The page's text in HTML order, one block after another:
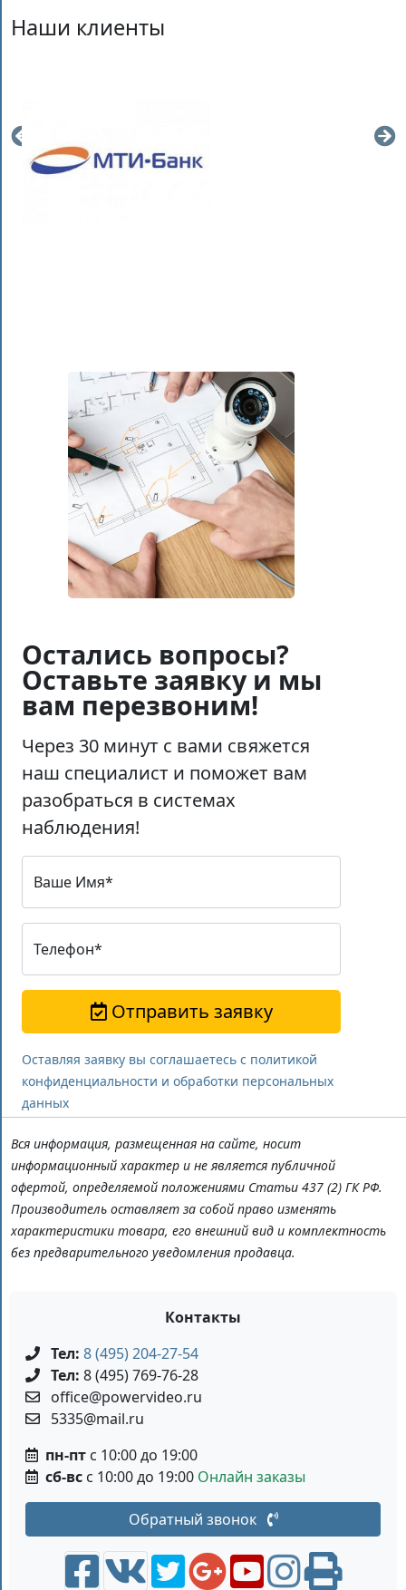
Наши клиенты
Остались вопросы?
Оставьте заявку и мы
вам перезвоним!
Через 30 минут с вами свяжется
наш специалист и поможет вам
разобраться в системах
наблюдения!
Ваше Имя*
Телефон*
Отправить заявку
Оставляя заявку вы соглашаетесь с политикой
конфиденциальности и обработки персональных
данных
Вся информация, размещенная на сайте, носит
информационный характер и не является публичной
офертой, определяемой положениями Статьи 437 (2) ГК РФ.
Производитель оставляет за собой право изменять
характеристики товара, его внешний вид и комплектность
без предварительного уведомления продавца.
Контакты
Тел: 8 (495) 204-27-54
Тел: 8 (495) 769-76-28
office@powervideo.ru
5335@mail.ru
пн-пт с 10:00 до 19:00
сб-вс с 10:00 до 19:00 Онлайн заказы
Обратный звонок